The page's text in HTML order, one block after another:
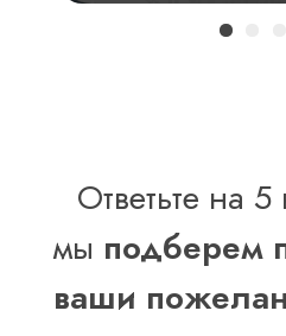
Ответьте на
мы подберем
ваши